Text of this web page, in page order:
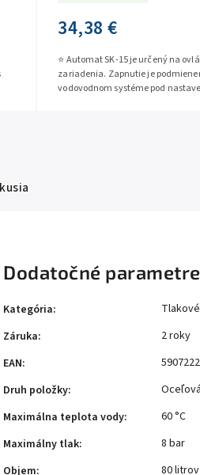
34,38 €
⭐ Automat SK-15 je určený na
zariadenia. Zapnutie je
vodovodnom systéme pod
Dodatočné parametre
Kategória:
Záruka:
2 roky
EAN:
Druh položky:
Maximálna teplota vody:
60 °C
Maximálny tlak:
8 bar
Objem: 80 litrov